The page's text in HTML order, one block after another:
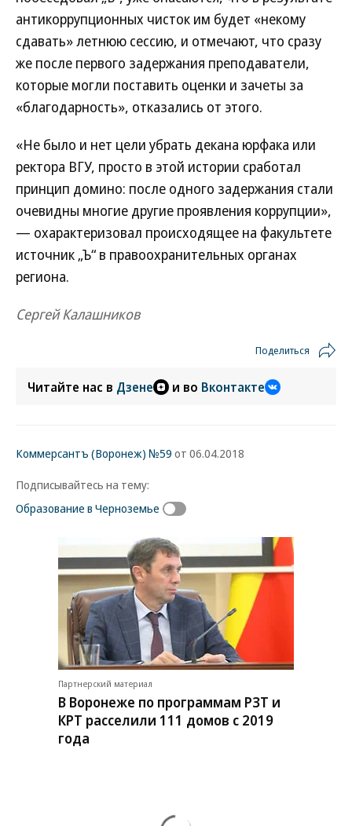
антикоррупционных чисток им будет «некому
сдавать» летнюю сессию, и отмечают, что сразу
же после первого задержания преподаватели,
которые могли поставить оценки и зачеты за
«благодарность», отказались от этого.
«Не было и нет цели убрать декана юрфака или
ректора ВГУ, просто в этой истории сработал
принцип домино: после одного задержания стали
очевидны многие другие проявления коррупции»,
— охарактеризовал происходящее на факультете
источник „Ъ“ в правоохранительных органах
региона.
Сергей Калашников
Поделиться
Читайте нас в Дзене и во Вконтакте
Коммерсантъ (Воронеж) №59 от 06.04.2018
Подписывайтесь на тему:
Образование в Черноземье
Партнерский материал
В Воронеже по программам РЗТ и
КРТ расселили 111 домов с 2019
года